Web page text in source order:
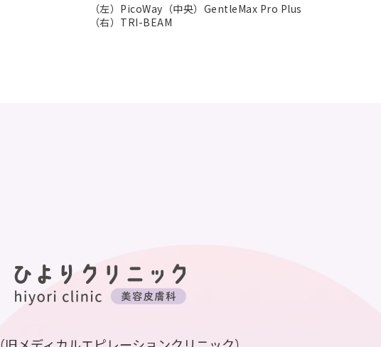
（左）PicoWay（中央）GentleMax Pro Plus
（右）TRI-BEAM